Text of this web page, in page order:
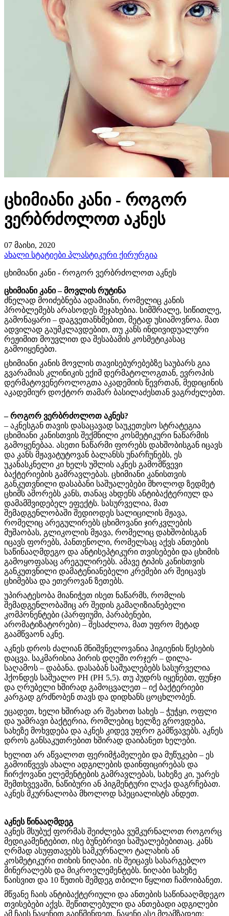
ცხიმიანი კანი - როგორ
ვერბრძოლოთ აკნეს
07 მაისი, 2020
ახალი სტატიები პლასტიკური ქირურგია
ცხიმიანი კანი - როგორ ვერბრძოლოთ აკნეს
ცხიმიანი კანი – მოვლის რუტინა
ძნელად მოიძებნება ადამიანი, რომელიც კანის
პრობლემებს არასოდეს შეჯახებია. სიმშრალე, სიწითლე,
გამონაყარი – დაგვეთანხმებით, მეტად უსიამოვნოა. მათ
ადვილად გაუმკლავდებით, თუ კანს ინდივიდუალური
რეჟიმით მოუვლით და შესაბამის კოსმეტიკასაც
გამოიყენებთ.
ცხიმიანი კანის მოვლის თავისებურებებზე საუბარს გია
გვარამიას კლინიკის ექიმ დერმატოლოგთან, ევროპის
დერმატოვენეროლოგთა აკადემიის წევრთან, მედიცინის
აკადემიურ დოქტორ თამარ ბასილაძესთან ვაგრძელებთ.
– როგორ ვერბრძოლოთ აკნეს?
– აკნესგან თავის დასაცავად საუკეთესო სტრატეგია
ცხიმიანი კანისთვის შექმნილი კოსმეტიკური ნაწარმის
გამოყენებაა. ასეთი ნაწარმი ფორებს დახშობისგან იცავს
და კანს მჟავატუტოვან ბალანსს უნარჩუნებს, ეს
უკანასკნელი კი ხელს უშლის აკნეს გამომწვევი
ბაქტერიების გამრავლებას. ცხიმიანი კანისთვის
განკუთვნილი დასაბანი საშუალებები მხოლოდ ზედმეტ
ცხიმს აშორებს კანს, თანაც ახდენს ანტიბაქტერიულ და
დამამშვიდებელ ეფექტს. სასურველია, მათ
შემადგენლობაში შედიოდეს სალიცილის მჟავა,
რომელიც არეგულირებს ცხიმოვანი ჯირკვლების
მუშაობას, გლიკოლის მჟავა, რომელიც დახშობისგან
იცავს ფორებს, პანთენოლი, რომელსაც აქვს ანთების
საწინააღმდეგო და ანტისეპტიკური თვისებები და ცხიმის
გამოყოფასაც არეგულირებს. ამავე ტიპის კანისთვის
განკუთვნილი დამატენიანებელი კრემები არ შეიცავს
ცხიმებსა და ეთეროვან ზეთებს.
უპირატესობა მიანიჭეთ ისეთ ნაწარმს, რომლის
შემადგენლობაშიც არ შედის გამაღიზიანებელი
კომპონენტები (პარფიუმი, პარაბენები,
არომატიზატორები) – შესაძლოა, მათ უფრო მეტად
გაამწვაონ აკნე.
აკნეს დროს ძალიან მნიშვნელოვანია ჰიგიენის წესების
დაცვა. საკმარისია პირის დღეში ორჯერ – დილა-
საღამოს – დაბანა. დასაბან საშუალებებს სასურველია
ჰქონდეს საშუალო PH (PH 5,5). თუ პუდრს იყენებთ, ფუნჯი
და ღრუბელი ხშირად გამოცვალეთ – იქ ბაქტერიები
კარგად გრძნობენ თავს და დიდხანს ცოცხლობენ.
ეცადეთ, ხელი ხშირად არ შეახოთ სახეს – ჭუჭყი, ოფლი
და უამრავი ბაქტერია, რომლებიც ხელზე გროვდება,
სახეზე მოხვდება და აკნეს კიდევ უფრო გამწვავებს. აკნეს
დროს განსაკუთრებით ხშირად დაიბანეთ ხელები.
ხელით არ აწვალოთ ფერიმჭამელები და მუწუკები – ეს
გამოიწვევს ახალი ადგილების დაინფიცირებას და
ჩირქოვანი ელემენტების გამრავლებას, სახეზე კი, უარეს
შემთხვევაში, ნაწიბური ან პიგმენტური ლაქა დაგრჩებათ.
აკნეს მკურნალობა მხოლოდ სპეციალისტს ანდეთ.
აკნეს წინააღმდეგ
აკნეს მსუბუქ ფორმას შეიძლება ვუმკურნალოთ როგორც
მედიკამენტებით, ისე ბუნებრივი საშუალებებითაც. კანს
ღრმად ასუფთავებს სამკურნალო ტალახის ან
კოსმეტიკური თიხის ნიღაბი. ის შეიცავს სასარგებლო
მინერალებს და მიკროელემენტებს. ნიღაბი სახეზე
წაისვით და 10 წუთის შემდეგ თბილი წყლით ჩამოიბანეთ.
მწვანე ჩაის ანტიბაქტერიული და ანთების საწინააღმდეგო
თვისებები აქვს. შეწითლებული და ანთებადი ადგილები
ამ ჩაის ნაყენით გაიწმინდეთ. ნაყენი ასე მოამზადეთ: